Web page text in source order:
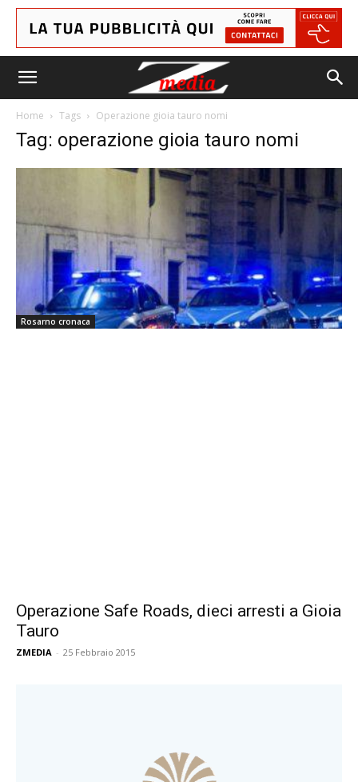
Home Tags Operazione gioia tauro nomi
Tag: operazione gioia tauro nomi
Rosarno cronaca
Operazione Safe Roads, dieci arresti a Gioia
Tauro
ZMEDIA - 25 Febbraio 2015